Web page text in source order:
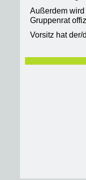
Außerdem
Gruppenrat
Vorsitz hat der/